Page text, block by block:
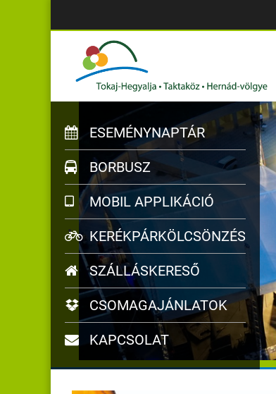
ESEMÉNYNAPTÁR
BORBUSZ
MOBIL APPLIKÁCIÓ
KERÉKPÁRKÖLCSÖNZÉS
SZÁLLÁSKERESŐ
CSOMAGAJÁNLATOK
KAPCSOLAT